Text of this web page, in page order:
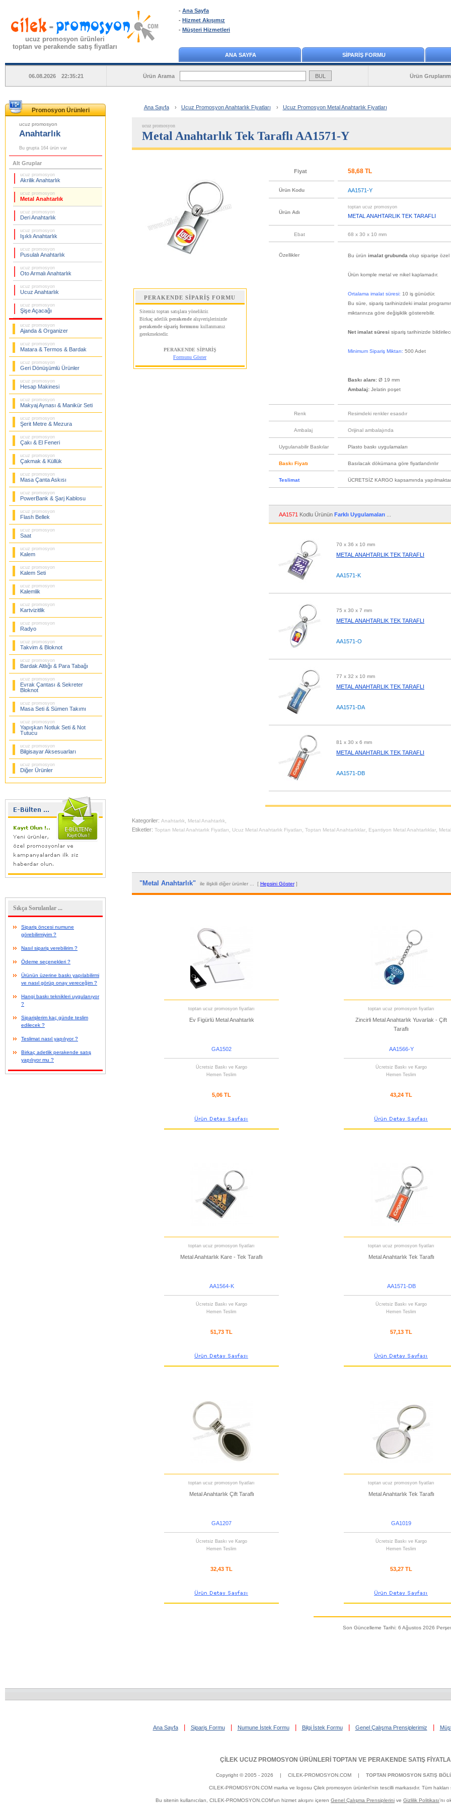
ucuz promosyon ürünleri
toptan ve perakende satış fiyatları
- Ana Sayfa
- Hizmet Akışımız
- Müşteri Hizmetleri
ANA SAYFA SİPARİŞ FORMU
06.08.2026 22:35:21 Ürün Arama Ürün
Promosyon Ürünleri
ucuz promosyon
Anahtarlık
Bu grupta 164 ürün var
Alt Gruplar
ucuz promosyon
Akrilik Anahtarlık
ucuz promosyon
Metal Anahtarlık
ucuz promosyon
Deri Anahtarlık
ucuz promosyon
Işıklı Anahtarlık
ucuz promosyon
Pusulalı Anahtarlık
ucuz promosyon
Oto Armalı Anahtarlık
ucuz promosyon
Ucuz Anahtarlık
ucuz promosyon
Şişe Açacağı
ucuz promosyon
Ajanda & Organizer
ucuz promosyon
Matara & Termos & Bardak
ucuz promosyon
Geri Dönüşümlü Ürünler
ucuz promosyon
Hesap Makinesi
ucuz promosyon
Makyaj Aynası & Manikür Seti
ucuz promosyon
Şerit Metre & Mezura
ucuz promosyon
Çakı & El Feneri
ucuz promosyon
Çakmak & Küllük
ucuz promosyon
Masa Çanta Askısı
ucuz promosyon
PowerBank & Şarj Kablosu
ucuz promosyon
Flash Bellek
ucuz promosyon
Saat
ucuz promosyon
Kalem
ucuz promosyon
Kalem Seti
ucuz promosyon
Kalemlik
ucuz promosyon
Kartvizitlik
ucuz promosyon
Radyo
ucuz promosyon
Takvim & Bloknot
ucuz promosyon
Bardak Altlığı & Para Tabağı
ucuz promosyon
Evrak Çantası & Sekreter
Bloknot
ucuz promosyon
Masa Seti & Sümen Takımı
ucuz promosyon
Yapışkan Notluk Seti & Not
Tutucu
ucuz promosyon
Bilgisayar Aksesuarları
ucuz promosyon
Diğer Ürünler
Sıkça Sorulanlar ...
Sipariş öncesi numune
görebilirmiyim ?
Nasıl sipariş verebilirim ?
Ödeme seçenekleri ?
Ürünün üzerine baskı yapılabilirmi
ve nasıl görüp onay vereceğim ?
Hangi baskı teknikleri uygulanıyor
?
Siparişlerim kaç günde teslim
edilecek ?
Teslimat nasıl yapılıyor ?
Birkaç adetlik perakende satış
yapılıyor mu ?
Ana Sayfa › Ucuz Promosyon Anahtarlık Fiyatları › Ucuz Promosyon Metal Anahtarlık Fiyatları
ucuz promosyon
Metal Anahtarlık Tek Taraflı AA1571-Y
PERAKENDE SİPARİŞ FORMU
Sitemiz toptan satışlara yöneliktir.
Birkaç adetlik perakendealışverişlerinizde
perakende sipariş formunu kullanmanız
gerekmektedir.
PERAKENDE SİPARİŞ
Formunu Göster
Fiyat 58,68 TL
Ürün Kodu AA1571-Y
Ürün Adı
toptan ucuz promosyon
METAL ANAHTARLIK TEK TARAFLI
Ebat 68 x 30 x 10 mm
Özellikler Bu ürün imalat grubunda olup siparişe özel
Ürün komple metal ve nikel kaplamadır.
Ortalama imalat süresi: 10 iş günüdür.
Bu süre, sipariş tarihinizdeki imalat
miktarınıza göre değişiklik gösterebilir.
Net imalat süresi sipariş tarihinizde
Minimum Sipariş Miktarı: 500 Adet
Baskı alanı:Ø 19 mm
Ambalaj:Jelatin poşet
Renk Resimdeki renkler esasdır
Ambalaj Orijinal ambalajında
Uygulanabilir Baskılar Plasto baskı uygulamaları
Baskı Fiyatı Basılacak dökümana göre fiyatlandırılır
Teslimat ÜCRETSİZ KARGO kapsamında
AA1571 Kodlu ÜrününFarklı Uygulamaları
70 x 36 x 10 mm
METAL ANAHTARLIK TEK TARAFLI
AA1571-K
75 x 30 x 7 mm
METAL ANAHTARLIK TEK TARAFLI
AA1571-O
77 x 32 x 10 mm
METAL ANAHTARLIK TEK TARAFLI
AA1571-DA
81 x 30 x 6 mm
METAL ANAHTARLIK TEK TARAFLI
AA1571-DB
Kategoriler: Anahtarlık, Metal Anahtarlık,
Etiketler: Toptan Metal Anahtarlık Fiyatları Ucuz Metal Anahtarlık Fiyatları Toptan Metal Anahtarlıklar, Eşantiyon Metal Anahtarlıklar,
"Metal Anahtarlık" ile ilişkili diğer ürünler ... [ Hepsini Göster]
toptan ucuz promosyon fiyatları
Ev Figürlü Metal Anahtarlık
GA1502
Ücretsiz Baskı ve Kargo
Hemen Teslim
5,06 TL
toptan ucuz promosyon fiyatları
Zincirli Metal Anahtarlık Yuvarlak - Çift
Taraflı
AA1566-Y
Ücretsiz Baskı ve Kargo
Hemen Teslim
43,24 TL
toptan ucuz promosyon fiyatları
Metal Anahtarlık Kare - Tek Taraflı
AA1564-K
Ücretsiz Baskı ve Kargo
Hemen Teslim
51,73 TL
toptan ucuz promosyon fiyatları
Metal Anahtarlık Tek Taraflı
AA1571-DB
Ücretsiz Baskı ve Kargo
Hemen Teslim
57,13 TL
toptan ucuz promosyon fiyatları
Metal Anahtarlık Çift Taraflı
GA1207
Ücretsiz Baskı ve Kargo
Hemen Teslim
32,43 TL
toptan ucuz promosyon fiyatları
Metal Anahtarlık Tek Taraflı
GA1019
Ücretsiz Baskı ve Kargo
Hemen Teslim
53,27 TL
Son Güncelleme Tarihi: 6 Ağustos 2026
Ana Sayfa Sipariş Formu Numune İstek Formu Bilgi İstek Formu Genel Çalışma Prensiplerimiz
ÇİLEK UCUZ PROMOSYON ÜRÜNLERİ TOPTAN VE PERAKENDE SATIŞ
Copyright © 2005 - 2026 | CILEK-PROMOSYON.COM | TOPTAN PROMOSYON SATIŞ
CILEK-PROMOSYON.COM marka ve logosu Çilek promosyon ürünleri'nin tescilli markasıdır. Tüm hakları
Bu sitenin kullanıcıları, CILEK-PROMOSYON.COM'un hizmet akışını içeren Genel Çalışma Prensiplerini ve Gizlilik Politikası'nı